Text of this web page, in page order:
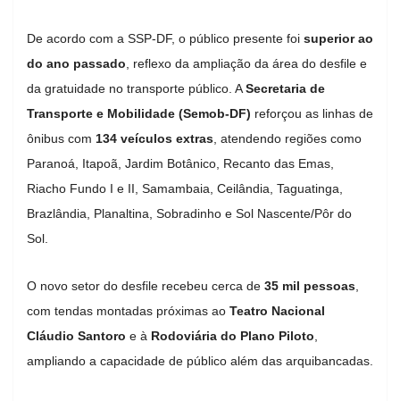
De acordo com a SSP-DF, o público presente foi superior ao
do ano passado , reflexo da ampliação da área do desfile e
da gratuidade no transporte público. ASecretaria de
Transporte e Mobilidade (Semob-DF) reforçou as linhas de
ônibus com 134 veículos extras , atendendo regiões como
Paranoá, Itapoã, Jardim Botânico, Recanto das Emas,
Riacho Fundo I e II, Samambaia, Ceilândia, Taguatinga,
Brazlândia, Planaltina, Sobradinho e Sol Nascente/Pôr do
Sol.
O novo setor do desfile recebeu cerca de 35 mil pessoas
com tendas montadas próximas ao Teatro Nacional
Cláudio Santoro e à Rodoviária do Plano Piloto
ampliando a capacidade de público além das arquibancadas.